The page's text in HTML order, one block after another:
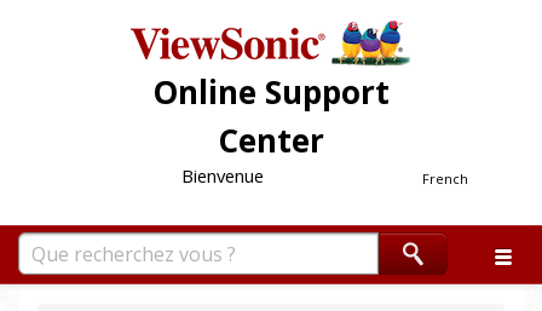
Online Support
Center
French
Bienvenue